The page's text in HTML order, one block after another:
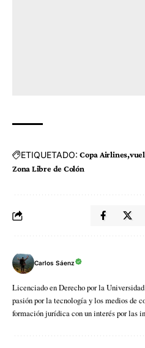
ETIQUETADO: Copa Airlines
Zona Libre de Colón
Carlos Sáenz
Licenciado en Derecho por la
pasión por la tecnología y los medios de
formación jurídica con un interés por las